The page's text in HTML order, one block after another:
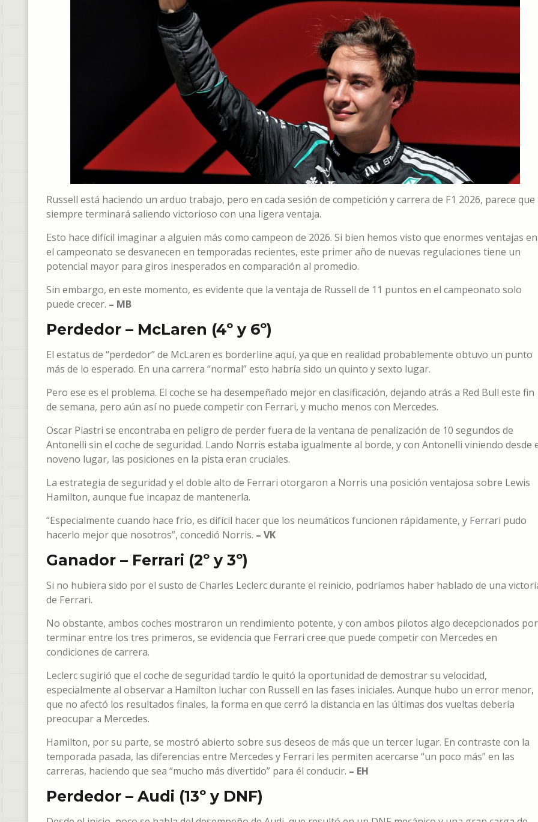
Russell está haciendo un arduo trabajo, pero en cada sesión de competición y carrera de F1 2026, parece que
siempre terminará saliendo victorioso con una ligera ventaja.
Esto hace difícil imaginar a alguien más como campeon de 2026. Si bien hemos visto que enormes ventajas en
el campeonato se desvanecen en temporadas recientes, este primer año de nuevas regulaciones tiene un
potencial mayor para giros inesperados en comparación al promedio.
Sin embargo, en este momento, es evidente que la ventaja de Russell de 11 puntos en el campeonato solo
puede crecer. – MB
Perdedor – McLaren (4º y 6º)
El estatus de “perdedor” de McLaren es borderline aquí, ya que en realidad probablemente obtuvo un punto
más de lo esperado. En una carrera “normal” esto habría sido un quinto y sexto lugar.
Pero ese es el problema. El coche se ha desempeñado mejor en clasificación, dejando atrás a Red Bull este fin
de semana, pero aún así no puede competir con Ferrari, y mucho menos con Mercedes.
Oscar Piastri se encontraba en peligro de perder fuera de la ventana de penalización de 10 segundos de
Antonelli sin el coche de seguridad. Lando Norris estaba igualmente al borde, y con Antonelli viniendo desde
noveno lugar, las posiciones en la pista eran cruciales.
La estrategia de seguridad y el doble alto de Ferrari otorgaron a Norris una posición ventajosa sobre Lewis
Hamilton, aunque fue incapaz de mantenerla.
“Especialmente cuando hace frío, es difícil hacer que los neumáticos funcionen rápidamente, y Ferrari pudo
hacerlo mejor que nosotros”, concedió Norris. – VK
Ganador – Ferrari (2º y 3º)
Si no hubiera sido por el susto de Charles Leclerc durante el reinicio, podríamos haber hablado de una
de Ferrari.
No obstante, ambos coches mostraron un rendimiento potente, y con ambos pilotos algo decepcionados por
terminar entre los tres primeros, se evidencia que Ferrari cree que puede competir con Mercedes en
condiciones de carrera.
Leclerc sugirió que el coche de seguridad tardío le quitó la oportunidad de demostrar su velocidad,
especialmente al observar a Hamilton luchar con Russell en las fases iniciales. Aunque hubo un error menor,
que no afectó los resultados finales, la forma en que cerró la distancia en las últimas dos vueltas debería
preocupar a Mercedes.
Hamilton, por su parte, se mostró abierto sobre sus deseos de más que un tercer lugar. En contraste con la
temporada pasada, las diferencias entre Mercedes y Ferrari les permiten acercarse “un poco más” en las
carreras, haciendo que sea “mucho más divertido” para él conducir. – EH
Perdedor – Audi (13º y DNF)